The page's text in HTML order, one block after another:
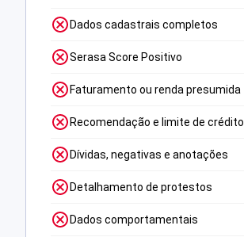
Dados cadastrais completos
Serasa Score Positivo
Faturamento ou renda presumida
Recomendação e limite de crédito
Dívidas, negativas e anotações
Detalhamento de protestos
Dados comportamentais